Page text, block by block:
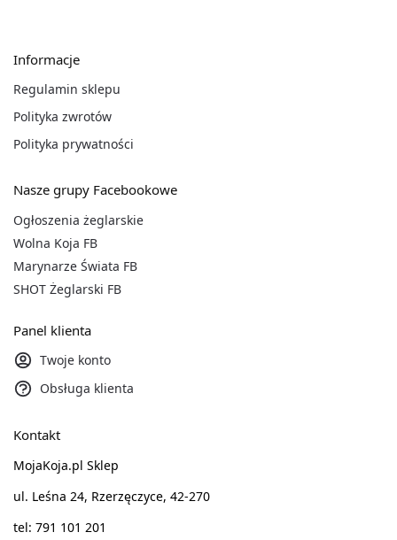
Informacje
Regulamin sklepu
Polityka zwrotów
Polityka prywatności
Nasze grupy Facebookowe
Ogłoszenia żeglarskie
Wolna Koja FB
Marynarze Świata FB
SHOT Żeglarski FB
Panel klienta
Twoje konto
Obsługa klienta
Kontakt
MojaKoja.pl Sklep
ul. Leśna 24, Rzerzęczyce, 42-270
tel: 791 101 201